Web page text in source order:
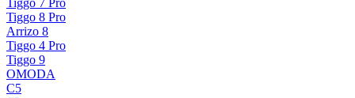
Tiggo 7 Pro
Tiggo 8 Pro
Arrizo 8
Tiggo 4 Pro
Tiggo 9
OMODA
C5